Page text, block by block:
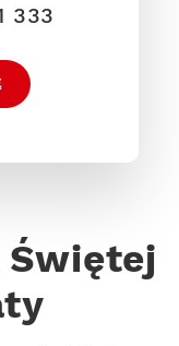
333
Świętej